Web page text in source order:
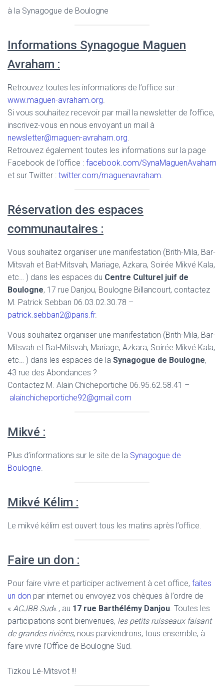
à la Synagogue de Boulogne
Informations Synagogue Maguen
Avraham :
Retrouvez toutes les informations de l’office sur :
www.maguen-avraham.org.
Si vous souhaitez recevoir par mail la newsletter de l’office,
inscrivez-vous en nous envoyant un mail à
newsletter@maguen-avraham.org.
Retrouvez également toutes les informations sur la page
Facebook de l’office : facebook.com/SynaMaguenAvaham
et sur Twitter : twitter.com/maguenavraham.
Réservation des espaces
communautaires :
Vous souhaitez organiser une manifestation (Brith-Mila, Bar-
Mitsvah et Bat-Mitsvah, Mariage, Azkara, Soirée Mikvé Kala,
etc… ) dans les espaces du Centre Culturel juif de
Boulogne, 17 rue Danjou, Boulogne Billancourt, contactez
M. Patrick Sebban 06.03.02.30.78 –
patrick.sebban2@paris.fr.
Vous souhaitez organiser une manifestation (Brith-Mila, Bar-
Mitsvah et Bat-Mitsvah, Mariage, Azkara, Soirée Mikvé Kala,
etc… ) dans les espaces de la Synagogue de Boulogne,
43 rue des Abondances ?
Contactez M. Alain Chicheportiche 06.95.62.58.41 –
alainchicheportiche92@gmail.com
Mikvé :
Plus d’informations sur le site de la Synagogue de
Boulogne.
Mikvé Kélim :
Le mikvé kélim est ouvert tous les matins après l’office.
Faire un don :
Pour faire vivre et participer activement à cet office, faites
un don par internet ou envoyez vos chèques à l’ordre de
« ACJBB Sud« , au 17 rue Barthélémy Danjou. Toutes les
participations sont bienvenues, les petits ruisseaux faisant
de grandes rivières, nous parviendrons, tous ensemble, à
faire vivre l’Office de Boulogne Sud.
Tizkou Lé-Mitsvot !!!